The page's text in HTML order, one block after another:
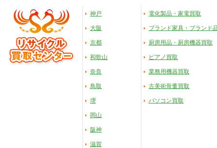
神戸
大阪
京都
和歌山
奈良
鳥取
堺
岡山
阪神
滋賀
電化製品・家電買取
ブランド家具・ブランド
厨房用品・厨房機器買取
ピアノ買取
業務用機器買取
古美術骨董買取
パソコン買取